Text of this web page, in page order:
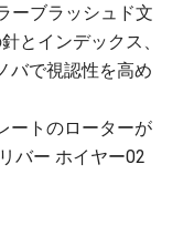
ーブラッシュド文
とインデックス、
バで視認性を高め
ートのローターが
バー ホイヤー02